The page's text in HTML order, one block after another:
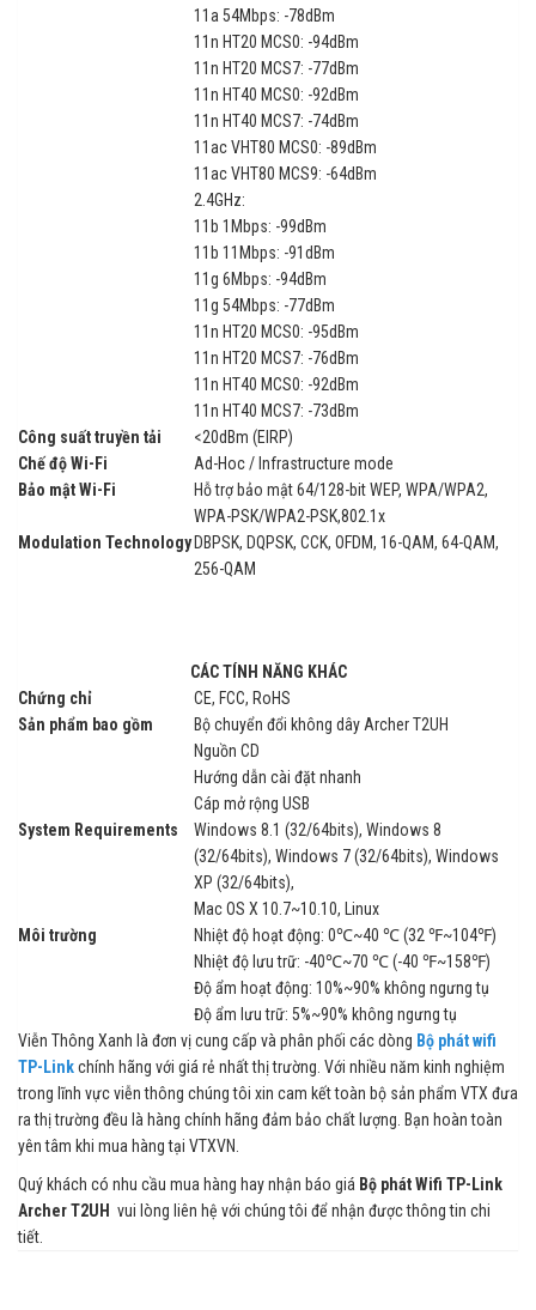
11a 54Mbps: -78dBm
11n HT20 MCS0: -94dBm
11n HT20 MCS7: -77dBm
11n HT40 MCS0: -92dBm
11n HT40 MCS7: -74dBm
11ac VHT80 MCS0: -89dBm
11ac VHT80 MCS9: -64dBm
2.4GHz:
11b 1Mbps: -99dBm
11b 11Mbps: -91dBm
11g 6Mbps: -94dBm
11g 54Mbps: -77dBm
11n HT20 MCS0: -95dBm
11n HT20 MCS7: -76dBm
11n HT40 MCS0: -92dBm
11n HT40 MCS7: -73dBm
Công suất truyền tải
<20dBm (EIRP)
Chế độ Wi-Fi
Ad-Hoc / Infrastructure mode
Bảo mật Wi-Fi
Hỗ trợ bảo mật 64/128-bit WEP, WPA/WPA2,
WPA-PSK/WPA2-PSK,802.1x
Modulation Technology DBPSK, DQPSK, CCK, OFDM, 16-QAM, 64-QAM,
256-QAM
CÁC TÍNH NĂNG KHÁC
Chứng chỉ
CE, FCC, RoHS
Sản phẩm bao gồm
Bộ chuyển đổi không dây Archer T2UH
Nguồn CD
Hướng dẫn cài đặt nhanh
Cáp mở rộng USB
System Requirements
Windows 8.1 (32/64bits), Windows 8
(32/64bits), Windows 7 (32/64bits), Windows
XP (32/64bits),
Mac OS X 10.7~10.10, Linux
Môi trường
Nhiệt độ hoạt động: 0℃~40 ℃ (32 ℉~104℉)
Nhiệt độ lưu trữ: -40℃~70 ℃ (-40 ℉~158℉)
Độ ẩm hoạt động: 10%~90% không ngưng tụ
Độ ẩm lưu trữ: 5%~90% không ngưng tụ
Viễn Thông Xanh là đơn vị cung cấp và phân phối các dòng Bộ phát wifi
TP-Linkchính hãng với giá rẻ nhất thị trường. Với nhiều năm kinh nghiệm
trong lĩnh vực viễn thông chúng tôi xin cam kết toàn bộ sản phẩm VTX đưa
ra thị trường đều là hàng chính hãng đảm bảo chất lượng. Bạn hoàn toàn
yên tâm khi mua hàng tại VTXVN.
Quý khách có nhu cầu mua hàng hay nhận báo giá Bộ phát Wifi TP-Link
Archer T2UH vui lòng liên hệ với chúng tôi để nhận được thông tin chi
tiết.